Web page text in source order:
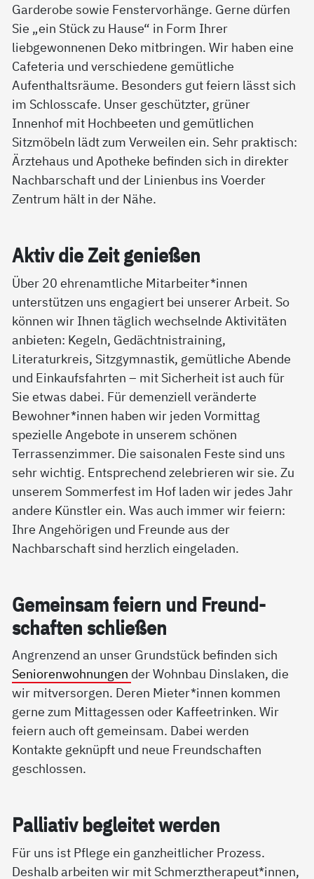
Garderobe sowie Fenstervorhänge. Gerne dürfen
Sie „ein Stück zu Hause“ in Form Ihrer
liebgewonnenen Deko mitbringen. Wir haben eine
Cafeteria und verschiedene gemütliche
Aufenthaltsräume. Besonders gut feiern lässt sich
im Schlosscafe. Unser geschützter, grüner
Innenhof mit Hochbeeten und gemütlichen
Sitzmöbeln lädt zum Verweilen ein. Sehr praktisch:
Ärztehaus und Apotheke befinden sich in direkter
Nachbarschaft und der Linienbus ins Voerder
Zentrum hält in der Nähe.
Ak­tiv die Zeit ge­nie­ßen
Über 20 ehrenamtliche Mitarbeiter*innen
unterstützen uns engagiert bei unserer Arbeit. So
können wir Ihnen täglich wechselnde Aktivitäten
anbieten: Kegeln, Gedächtnistraining,
Literaturkreis, Sitzgymnastik, gemütliche Abende
und Einkaufsfahrten – mit Sicherheit ist auch für
Sie etwas dabei. Für demenziell veränderte
Bewohner*innen haben wir jeden Vormittag
spezielle Angebote in unserem schönen
Terrassenzimmer. Die saisonalen Feste sind uns
sehr wichtig. Entsprechend zelebrieren wir sie. Zu
unserem Sommerfest im Hof laden wir jedes Jahr
andere Künstler ein. Was auch immer wir feiern:
Ihre Angehörigen und Freunde aus der
Nachbarschaft sind herzlich eingeladen.
Ge­mein­sam fei­ern und Freund­
schaf­ten sch­lie­ßen
Angrenzend an unser Grundstück befinden sich
Seniorenwohnungen der Wohnbau Dinslaken, die
wir mitversorgen. Deren Mieter*innen kommen
gerne zum Mittagessen oder Kaffeetrinken. Wir
feiern auch oft gemeinsam. Dabei werden
Kontakte geknüpft und neue Freundschaften
geschlossen.
Pal­lia­tiv be­g­lei­tet wer­den
Für uns ist Pflege ein ganzheitlicher Prozess.
Deshalb arbeiten wir mit Schmerztherapeut*innen,